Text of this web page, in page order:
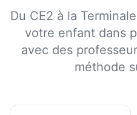
Du CE2 à la
votre enfant dans
avec des
méthode